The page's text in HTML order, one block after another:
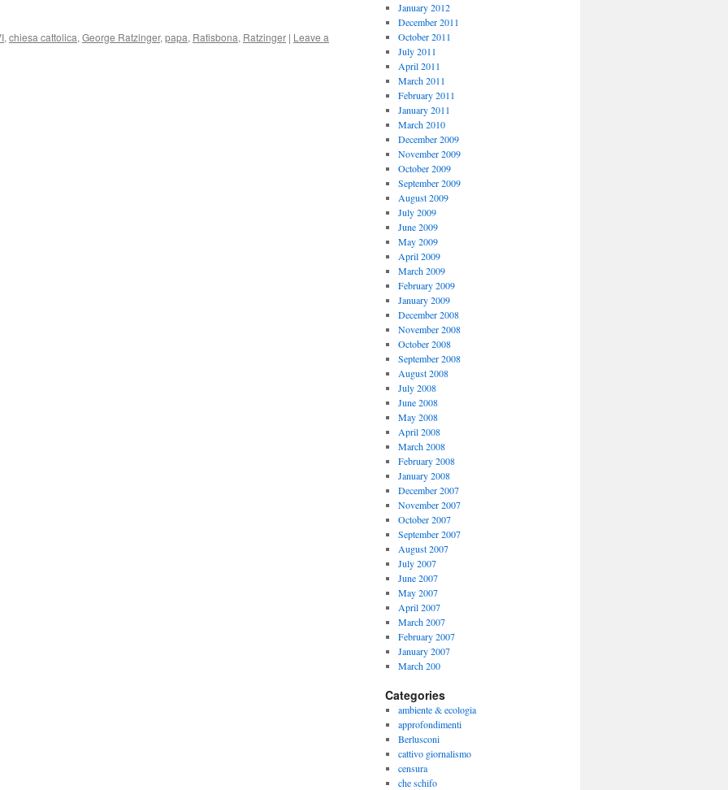
, chiesa cattolica, George Ratzinger, papa, Ratisbona, Ratzinger | Leave a
January 2012
December 2011
October 2011
July 2011
April 2011
March 2011
February 2011
January 2011
March 2010
December 2009
November 2009
October 2009
September 2009
August 2009
July 2009
June 2009
May 2009
April 2009
March 2009
February 2009
January 2009
December 2008
November 2008
October 2008
September 2008
August 2008
July 2008
June 2008
May 2008
April 2008
March 2008
February 2008
January 2008
December 2007
November 2007
October 2007
September 2007
August 2007
July 2007
June 2007
May 2007
April 2007
March 2007
February 2007
January 2007
March 200
Categories
ambiente & ecologia
approfondimenti
Berlusconi
cattivo giornalismo
censura
che schifo